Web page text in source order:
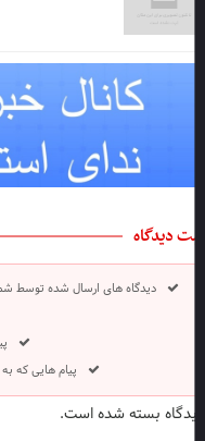
دیدگاه
دیدگاه های ارسال شده توسط
پیام هایی که
بسته شده است.